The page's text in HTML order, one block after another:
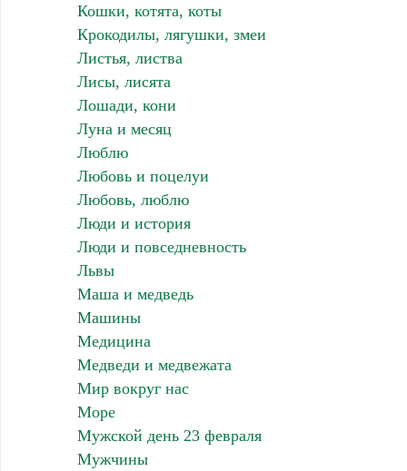
Кошки, котята, коты
Крокодилы, лягушки, змеи
Листья, листва
Лисы, лисята
Лошади, кони
Луна и месяц
Люблю
Любовь и поцелуи
Любовь, люблю
Люди и история
Люди и повседневность
Львы
Маша и медведь
Машины
Медицина
Медведи и медвежата
Мир вокруг нас
Море
Мужской день 23 февраля
Мужчины